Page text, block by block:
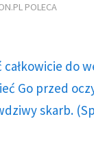
POLECA
do
Go przed
skarb.